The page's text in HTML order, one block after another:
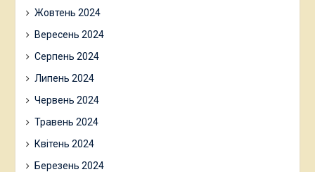
Жовтень 2024
Вересень 2024
Серпень 2024
Липень 2024
Червень 2024
Травень 2024
Квітень 2024
Березень 2024